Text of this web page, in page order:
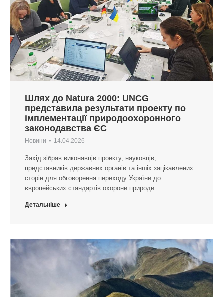
Шлях до Natura 2000: UNCG
представила результати проекту по
імплементації природоохоронного
законодавства ЄС
Новини 14.04.2026
Захід зібрав виконавців проекту, науковців,
представників державних органів та іншіх зацікавлених
сторін для обговорення переходу України до
європейських стандартів охорони природи.
Детальніше